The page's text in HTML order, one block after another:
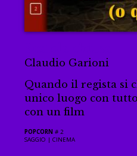
Claudio Garioni
Quando il regista si
unico luogo con
con un film
POPCORN # 2
SAGGIO |CINEMA